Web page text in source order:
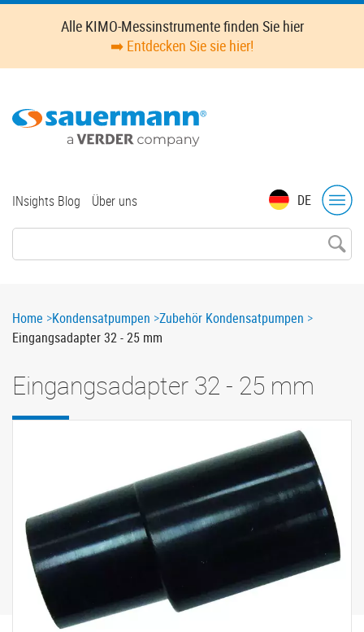
Skip
content
Alle KIMO-Messinstrumente finden Sie hier
➡️ Entdecken Sie sie hier!
DE
Top
INsights Blog Über uns
Breadcrumb
Home Kondensatpumpen Zubehör Kondensatpumpen
Eingangsadapter 32 - 25 mm
Eingangsadapter 32 - 25 mm